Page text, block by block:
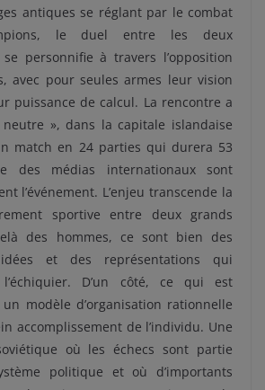
antiques se réglant par le combat
le duel entre les deux
se personnifie à travers l’opposition
avec pour seules armes leur vision
puissance de calcul. La rencontre a
», dans la capitale islandaise
match en 24 parties qui durera 53
des médias internationaux sont
l’événement. L’enjeu transcende la
sportive entre deux grands
des hommes, ce sont bien des
et des représentations qui
l’échiquier. D’un côté, ce qui est
modèle d’organisation rationnelle
accomplissement de l’individu. Une
où les échecs sont partie
politique et où d’importants